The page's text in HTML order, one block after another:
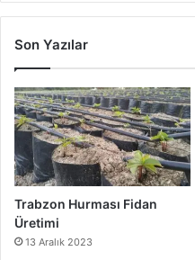
Son Yazılar
Trabzon Hurması Fidan
Üretimi
13 Aralık 2023